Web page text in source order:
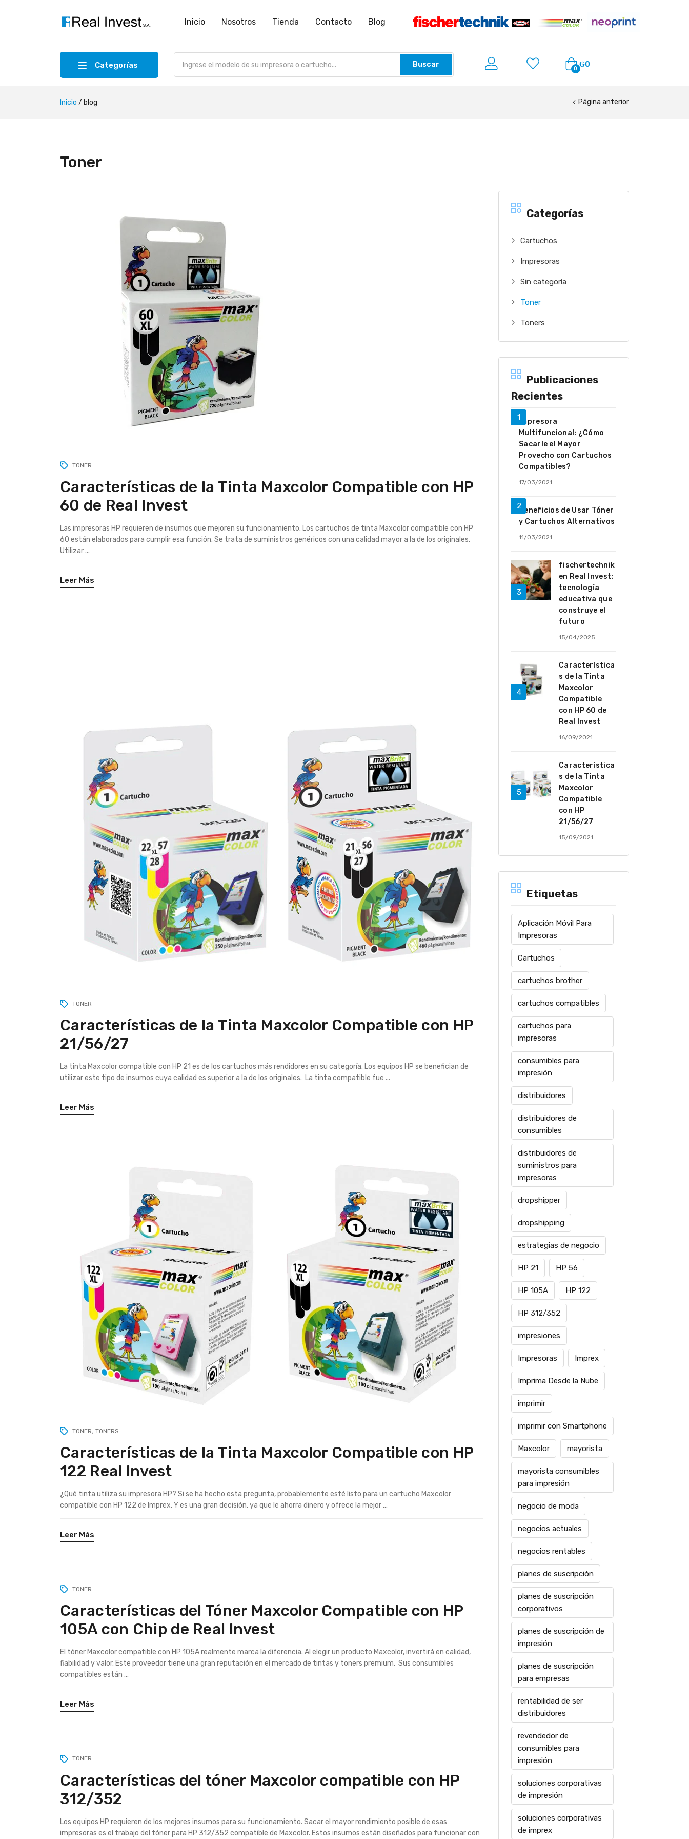
Inicio Nosotros Tienda Contacto Blog
Categorías Buscar 0 ₲0
Inicio / blog Página anterior
Toner
Categorías
Cartuchos
Impresoras
Sin categoría
Toner
Toners
Publicaciones
Recientes
Impresora
Multifuncional: ¿Cómo
Sacarle el Mayor
Provecho con Cartuchos
Compatibles?
17/03/2021
Beneficios de Usar Tóner
y Cartuchos Alternativos
11/03/2021
fischertechnik
en Real Invest:
tecnología
educativa que
construye el
futuro
15/04/2025
Característica
s de la Tinta
Maxcolor
Compatible
con HP 60 de
Real Invest
16/09/2021
Característica
s de la Tinta
Maxcolor
Compatible
con HP
21/56/27
15/09/2021
Etiquetas
Aplicación Móvil Para
Impresoras
Cartuchos
cartuchos brother
cartuchos compatibles
cartuchos para
impresoras
consumibles para
impresión
distribuidores
distribuidores de
consumibles
distribuidores de
suministros para
impresoras
dropshipper
dropshipping
estrategias de negocio
HP 21 HP 56
HP 105A HP 122
HP 312/352
impresiones
Impresoras Imprex
Imprima Desde la Nube
imprimir
imprimir con Smartphone
Maxcolor mayorista
mayorista consumibles
para impresión
negocio de moda
negocios actuales
negocios rentables
planes de suscripción
planes de suscripción
corporativos
planes de suscripción de
impresión
planes de suscripción
para empresas
rentabilidad de ser
distribuidores
revendedor de
consumibles para
impresión
soluciones corporativas
de impresión
soluciones corporativas
de imprex
TONER
Características de la Tinta Maxcolor Compatible con HP
60 de Real Invest
Las impresoras HP requieren de insumos que mejoren su funcionamiento. Los cartuchos de tinta Maxcolor compatible con HP
60 están elaborados para cumplir esa función. Se trata de suministros genéricos con una calidad mayor a la de los originales.
Utilizar ...
Leer Más
TONER
Características de la Tinta Maxcolor Compatible con HP
21/56/27
La tinta Maxcolor compatible con HP 21 es de los cartuchos más rendidores en su categoría. Los equipos HP se benefician de
utilizar este tipo de insumos cuya calidad es superior a la de los originales. La tinta compatible fue ...
Leer Más
TONER TONERS
Características de la Tinta Maxcolor Compatible con HP
122 Real Invest
¿Qué tinta utiliza su impresora HP? Si se ha hecho esta pregunta, probablemente esté listo para un cartucho Maxcolor
compatible con HP 122 de Imprex. Y es una gran decisión, ya que le ahorra dinero y ofrece la mejor ...
Leer Más
TONER
Características del Tóner Maxcolor Compatible con HP
105A con Chip de Real Invest
El tóner Maxcolor compatible con HP 105A realmente marca la diferencia. Al elegir un producto Maxcolor, invertirá en calidad,
fiabilidad y valor. Este proveedor tiene una gran reputación en el mercado de tintas y toners premium. Sus consumibles
compatibles están ...
Leer Más
TONER
Características del tóner Maxcolor compatible con HP
312/352
Los equipos HP requieren de los mejores insumos para su funcionamiento. Sacar el mayor rendimiento posible de esas
impresoras es el trabajo del tóner para HP 312/352 compatible de Maxcolor. Estos insumos están diseñados para funcionar con